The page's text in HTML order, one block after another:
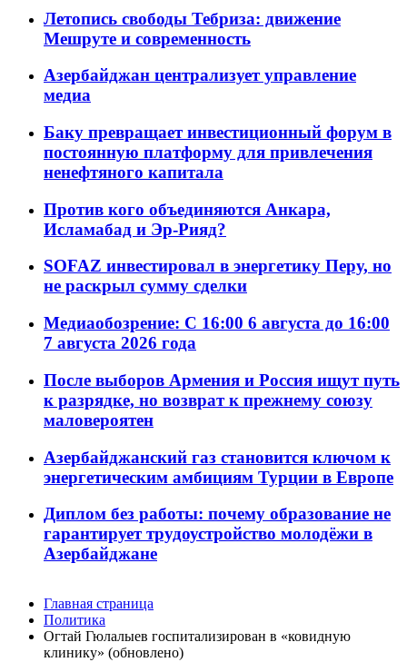
Летопись свободы Тебриза: движение
Мешруте и современность
Азербайджан централизует управление
медиа
Баку превращает инвестиционный форум в
постоянную платформу для привлечения
ненефтяного капитала
Против кого объединяются Анкара,
Исламабад и Эр-Рияд?
SOFAZ инвестировал в энергетику Перу, но
не раскрыл сумму сделки
Медиаобозрение: С 16:00 6 августа до 16:00
7 августа 2026 года
После выборов Армения и Россия ищут путь
к разрядке, но возврат к прежнему союзу
маловероятен
Азербайджанский газ становится ключом к
энергетическим амбициям Турции в Европе
Диплом без работы: почему образование не
гарантирует трудоустройство молодёжи в
Азербайджане
Главная страница
Политика
Огтай Гюлалыев госпитализирован в «ковидную
клинику» (обновлено)